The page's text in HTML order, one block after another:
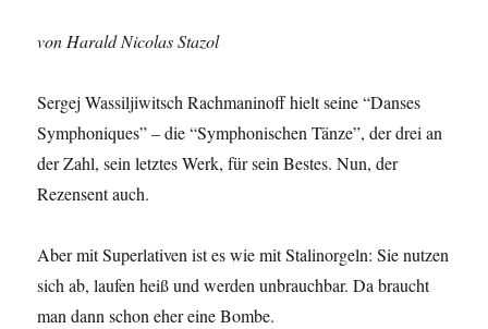
von Harald Nicolas Stazol
Sergej Wassiljiwitsch Rachmaninoff hielt seine “Danses
Symphoniques” – die “Symphonischen Tänze”, der drei an
der Zahl, sein letztes Werk, für sein Bestes. Nun, der
Rezensent auch.
Aber mit Superlativen ist es wie mit Stalinorgeln: Sie nutzen
sich ab, laufen heiß und werden unbrauchbar. Da braucht
man dann schon eher eine Bombe.